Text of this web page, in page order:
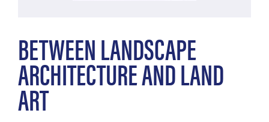
BETWEEN LANDSCAPE
ARCHITECTURE AND LAND
ART